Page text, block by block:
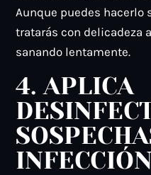
Aunque puedes hacerlo
tratarás con delicadeza
sanando lentamente.
4. APLICA
INFECCIÓN